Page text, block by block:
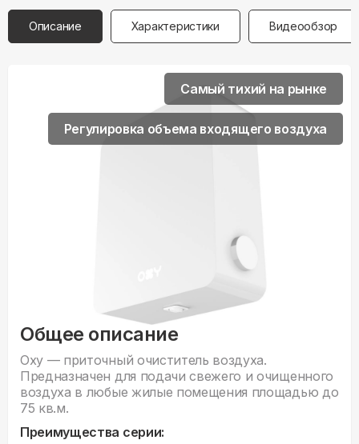
Описание Характеристики Видеообзор
Общее описание
Oxy — приточный очиститель воздуха.
Предназначен для подачи свежего и очищенного
воздуха в любые жилые помещения площадью до
75 кв.м.
Преимущества серии:
Самый тихий на рынке
Регулировка объема входящего воздуха